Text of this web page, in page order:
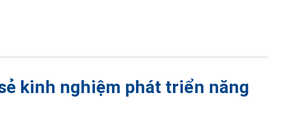
kinh nghiệm phát triển năng